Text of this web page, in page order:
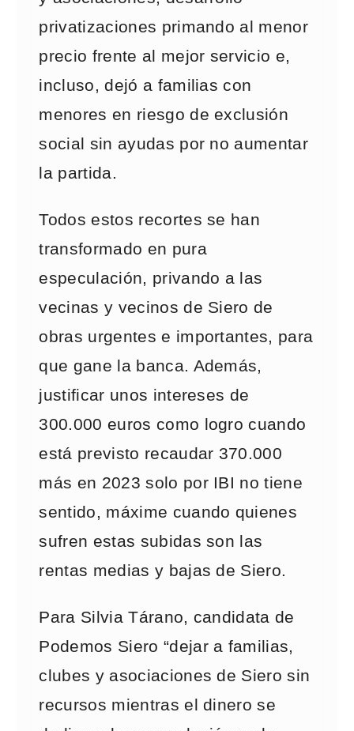
privatizaciones primando al menor
precio frente al mejor servicio e,
incluso, dejó a familias con
menores en riesgo de exclusión
social sin ayudas por no aumentar
la partida.
Todos estos recortes se han
transformado en pura
especulación, privando a las
vecinas y vecinos de Siero de
obras urgentes e importantes, para
que gane la banca. Además,
justificar unos intereses de
300.000 euros como logro cuando
está previsto recaudar 370.000
más en 2023 solo por IBI no tiene
sentido, máxime cuando quienes
sufren estas subidas son las
rentas medias y bajas de Siero.
Para Silvia Tárano, candidata de
Podemos Siero “dejar a familias,
clubes y asociaciones de Siero sin
recursos mientras el dinero se